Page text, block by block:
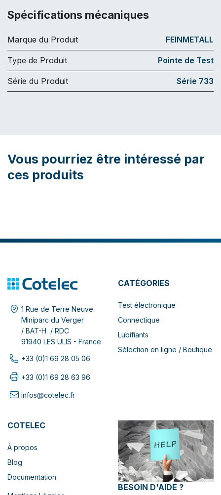
Spécifications mécaniques
Marque du Produit FEINMETALL
Type de Produit Pointe de Test
Série du Produit Série 733
Vous pourriez être intéressé par
ces produits
1 Rue de Terre Neuve
Miniparc du Verger
/ BAT-H / RDC
91940 LES ULIS - France
+33 (0)1 69 28 05 06
+33 (0)1 69 28 63 96
infos@cotelec.fr
CATÉGORIES
Test électronique
Connectique
Lubifiants
Sélection en ligne / Boutique
COTELEC
À propos
Blog
Documentation
BESOIN D'AIDE ?